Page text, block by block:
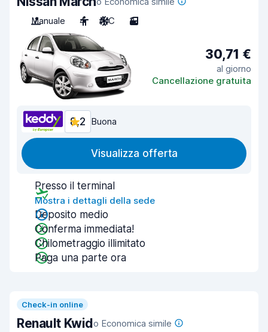
Manuale
4 A/C 3
30,71 €
al giorno
Cancellazione gratuita
8,2 Buona
Visualizza offerta
Presso il terminal
Mostra i dettagli della sede
Deposito medio
Conferma immediata!
Chilometraggio illimitato
Paga una parte ora
Check-in online
Renault Kwido Economica simile